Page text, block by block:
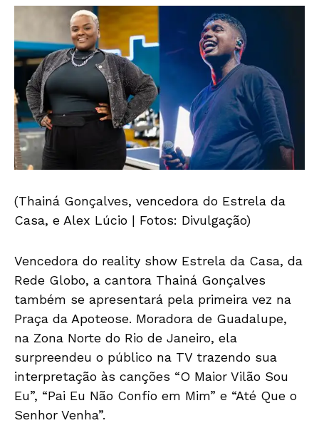
(Thainá Gonçalves, vencedora do Estrela da
Casa, e Alex Lúcio | Fotos: Divulgação)
Vencedora do reality show Estrela da Casa, da
Rede Globo, a cantora Thainá Gonçalves
também se apresentará pela primeira vez na
Praça da Apoteose. Moradora de Guadalupe,
na Zona Norte do Rio de Janeiro, ela
surpreendeu o público na TV trazendo sua
interpretação às canções “O Maior Vilão Sou
Eu”, “Pai Eu Não Confio em Mim” e “Até Que o
Senhor Venha”.